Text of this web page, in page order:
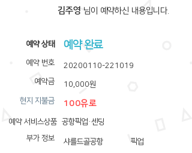
김주영 ​님이 예약하신 내용입니다.
​예약 상태
예약 번호
예약금
​현지 지불금
부가 정보
예약 서비스상품
예약 완료
20200110-221019
10,000원
100유로
공항픽업·센딩
샤를드골공항 픽업